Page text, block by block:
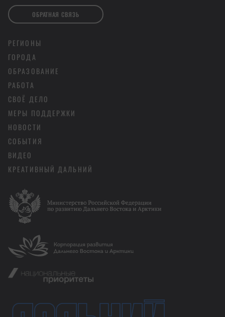
РЕГИОНЫ
ГОРОДА
ОБРАЗОВАНИЕ
РАБОТА
СВОЁ ДЕЛО
МЕРЫ ПОДДЕРЖКИ
НОВОСТИ
СОБЫТИЯ
ВИДЕО
КРЕАТИВНЫЙ ДАЛЬНИЙ
ОБРАТНАЯ СВЯЗЬ